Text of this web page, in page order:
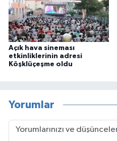
Açık hava sineması
etkinliklerinin adresi
Köşklüçeşme oldu
Yorumlar